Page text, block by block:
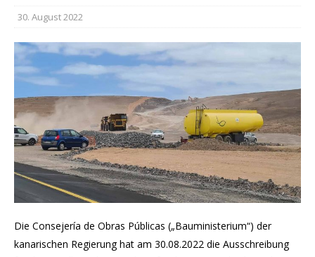
30. August 2022
Die Consejería de Obras Públicas („Bauministerium“) der
kanarischen Regierung hat am 30.08.2022 die Ausschreibung